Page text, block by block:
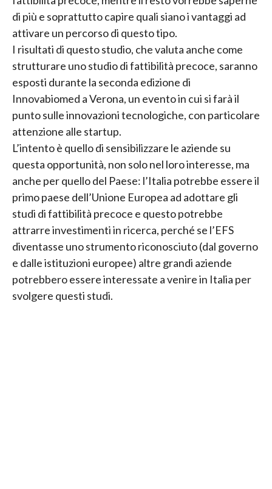
di più e soprattutto capire quali siano i vantaggi ad
attivare un percorso di questo tipo.
I risultati di questo studio, che valuta anche come
strutturare uno studio di fattibilità precoce, saranno
esposti durante la seconda edizione di
Innovabiomed a Verona, un evento in cui si farà il
punto sulle innovazioni tecnologiche, con particolare
attenzione alle startup.
L’intento è quello di sensibilizzare le aziende su
questa opportunità, non solo nel loro interesse, ma
anche per quello del Paese: l’Italia potrebbe essere il
primo paese dell’Unione Europea ad adottare gli
studi di fattibilità precoce e questo potrebbe
attrarre investimenti in ricerca, perché se l’EFS
diventasse uno strumento riconosciuto (dal governo
e dalle istituzioni europee) altre grandi aziende
potrebbero essere interessate a venire in Italia per
svolgere questi studi.